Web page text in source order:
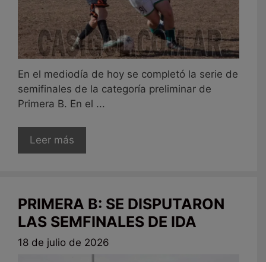
En el mediodía de hoy se completó la serie de
semifinales de la categoría preliminar de
Primera B. En el ...
Leer más
PRIMERA B: SE DISPUTARON
LAS SEMFINALES DE IDA
18 de julio de 2026